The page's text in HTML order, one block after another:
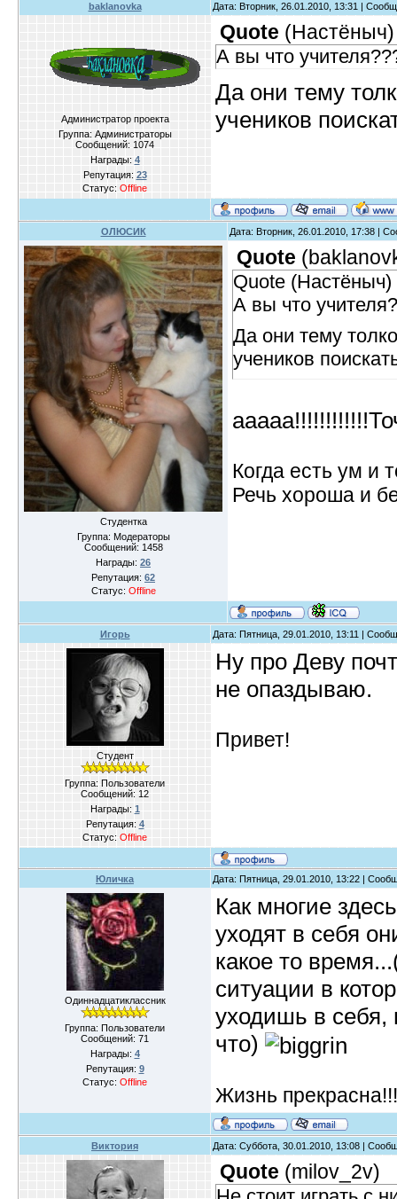
baklanovka Дата: Вторник, 26.01.2010, 13:31 |
Администратор проекта
Группа: Администраторы
Сообщений: 1074
Награды: 4
Репутация: 23
Статус: Offline
Quote (Настёныч)
А вы что
Да они тему
учеников
ОЛЮСИК Дата: Вторник, 26.01.2010, 17:38 |
Студентка
Группа: Модераторы
Сообщений: 1458
Награды: 26
Репутация: 62
Статус: Offline
Quote (
Quote (Настёныч)
А вы что
Да они тему
учеников
Когда есть ум и
Речь хороша и
Игорь Дата: Пятница, 29.01.2010, 13:11 |
Студент
Группа: Пользователи
Сообщений: 12
Награды: 1
Репутация: 4
Статус: Offline
Ну про Деву
не опаздываю.
Привет!
Юличка Дата: Пятница, 29.01.2010, 13:22 |
Одиннадцатиклассник
Группа: Пользователи
Сообщений: 71
Награды: 4
Репутация: 9
Статус: Offline
Как многие
уходят в себя
какое то
ситуации в
уходишь в себя,
что)
Жизнь прекрасна!!!
Виктория Дата: Суббота, 30.01.2010, 13:08 |
Quote (milov_2v)